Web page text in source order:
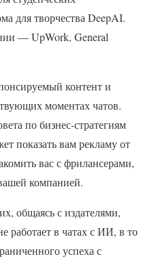
для творчества DeepAI.
— UpWork, General
контент и
моментах чатов.
по бизнес-стратегиям
показать вам рекламу от
вас с фрилансерами,
компанией.
общаясь с издателями,
работает в чатах с ИИ, в то
успеха с